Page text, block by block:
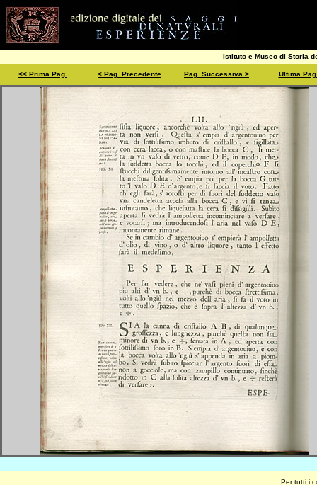
Istituto e Museo di Storia
<< Prima Pag. | < Pag. Precedente | Pag. Successiva > | Ultima
Per tutti i